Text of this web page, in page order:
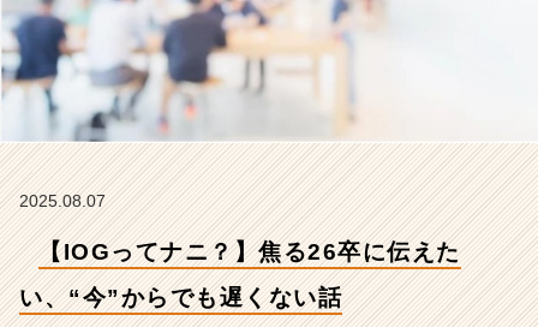
い
ン
イ
ト
グ
ル
ー
2025.08.07
【IOGってナニ？】焦る26卒に伝えた
い、“今”からでも遅くない話